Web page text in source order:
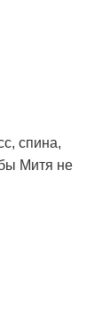
спина,
бы Митя не